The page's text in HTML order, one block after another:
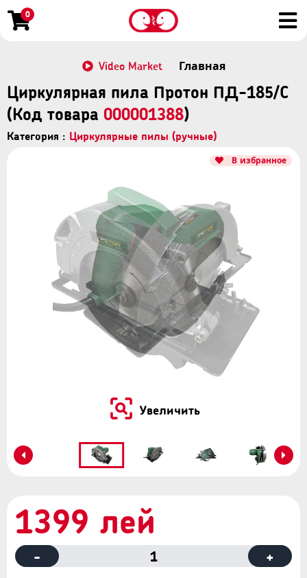
0
Video Market Главная
Циркулярная пила Протон ПД-185/С
(Код товара 000001388)
Категория : Циркулярные пилы (ручные)
В избранное
Увеличить
1399 лей
- 1 +